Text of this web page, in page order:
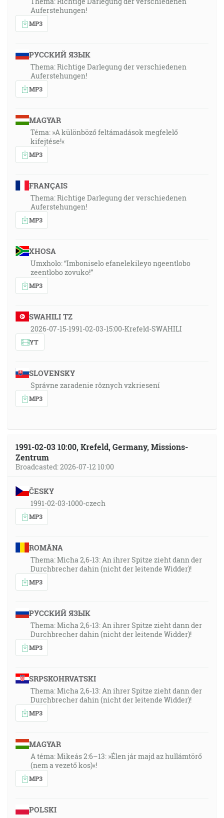
Auferstehungen!
MP3
РУССКИЙ ЯЗЫК
Thema: Richtige Darlegung der verschiedenen
Auferstehungen!
MP3
MAGYAR
Téma: »A különböző feltámadások megfelelő
kifejtése!«
MP3
FRANÇAIS
Thema: Richtige Darlegung der verschiedenen
Auferstehungen!
MP3
XHOSA
Umxholo: “Imboniselo efanelekileyo ngeentlobo
zeentlobo zovuko!”
MP3
SWAHILI TZ
2026-07-15-1991-02-03-15:00-Krefeld-SWAHILI
YT
SLOVENSKY
Správne zaradenie rôznych vzkriesení
MP3
1991-02-03 10:00, Krefeld, Germany, Missions-
Zentrum
Broadcasted: 2026-07-12 10:00
ČESKY
1991-02-03-1000-czech
MP3
ROMÂNA
Thema: Micha 2,6-13: An ihrer Spitze zieht dann der
Durchbrecher dahin (nicht der leitende Widder)!
MP3
РУССКИЙ ЯЗЫК
Thema: Micha 2,6-13: An ihrer Spitze zieht dann der
Durchbrecher dahin (nicht der leitende Widder)!
MP3
SRPSKOHRVATSKI
Thema: Micha 2,6-13: An ihrer Spitze zieht dann der
Durchbrecher dahin (nicht der leitende Widder)!
MP3
MAGYAR
A téma: Mikeás 2:6–13: »Élen jár majd az hullámtörő
(nem a vezető kos)«!
MP3
POLSKI